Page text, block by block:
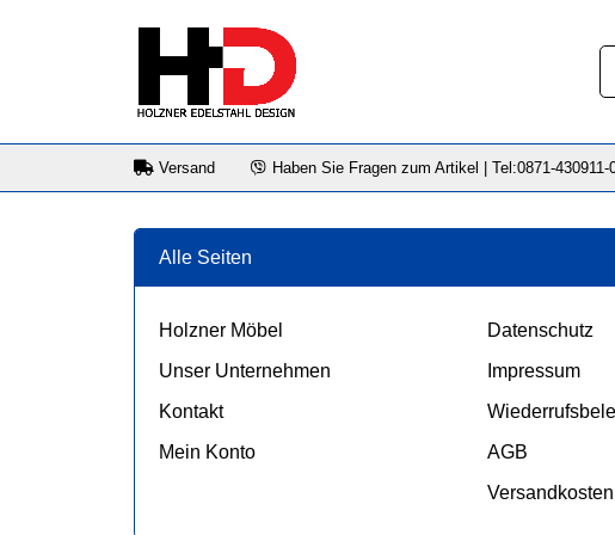
Versand Haben Sie Fragen zum Artikel | Tel:0871-430911-
Alle Seiten
Holzner Möbel
Unser Unternehmen
Kontakt
Mein Konto
Datenschutz
Impressum
AGB
Versandkosten